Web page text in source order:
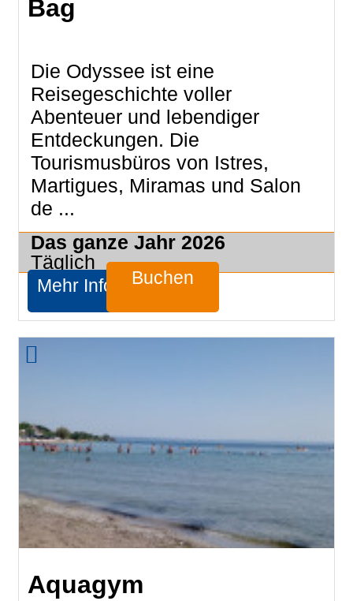
Bag
Die Odyssee ist eine
Reisegeschichte voller
Abenteuer und lebendiger
Entdeckungen. Die
Tourismusbüros von Istres,
Martigues, Miramas und Salon
de ...
Das ganze Jahr 2026
Täglich
Mehr Infos Buchen
Aquagym